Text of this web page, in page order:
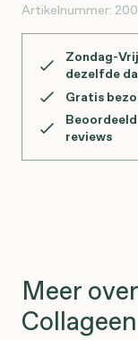
Artikelnummer:
Zondag-
dezelfde
Gratis
reviews
Meer
Collageen